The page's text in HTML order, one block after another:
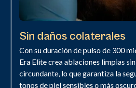
Sin daños colaterales
Con su duración de pulso de 300
Era Elite crea ablaciones limpias
circundante, lo que garantiza la
tonos de piel sensibles o más